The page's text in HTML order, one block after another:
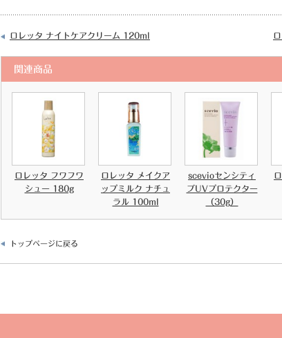
ロレッタ ナイトケアクリーム 120ml
関連商品
ロレッタ フワフワ
シュー 180g
ロレッタ メイクア
ップミルク ナチュ
ラル 100ml
scevioセンシティ
ブUVプロテクター
（30g）
トップページに戻る